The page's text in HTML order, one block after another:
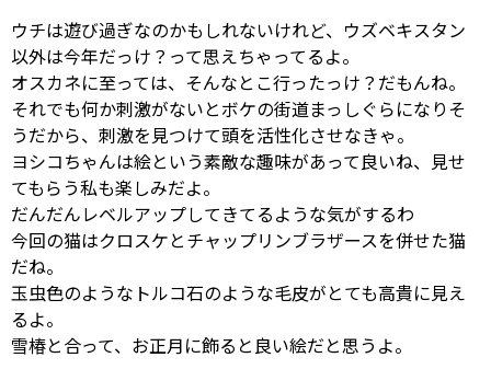
ウチは遊び過ぎなのかもしれないけれど、ウズベキスタン
以外は今年だっけ？って思えちゃってるよ。
オスカネに至っては、そんなとこ行ったっけ？だもんね。
それでも何か刺激がないとボケの街道まっしぐらになりそ
うだから、刺激を見つけて頭を活性化させなきゃ。
ヨシコちゃんは絵という素敵な趣味があって良いね、見せ
てもらう私も楽しみだよ。
だんだんレベルアップしてきてるような気がするわ
今回の猫はクロスケとチャップリンブラザースを併せた猫
だね。
玉虫色のようなトルコ石のような毛皮がとても高貴に見え
るよ。
雪椿と合って、お正月に飾ると良い絵だと思うよ。